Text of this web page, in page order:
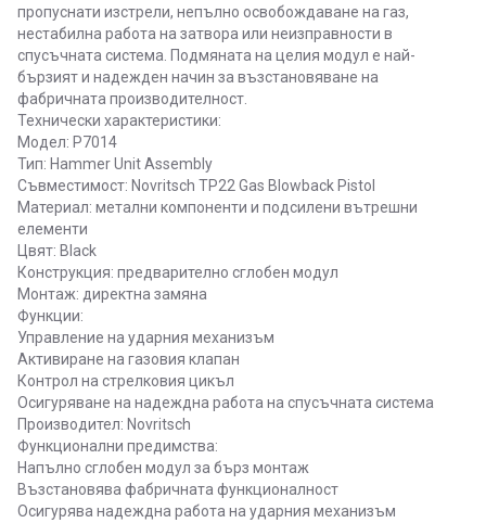
пропуснати изстрели, непълно освобождаване на газ,
нестабилна работа на затвора или неизправности в
спусъчната система. Подмяната на целия модул е най-
бързият и надежден начин за възстановяване на
фабричната производителност.
Технически характеристики:
Модел: P7014
Тип: Hammer Unit Assembly
Съвместимост: Novritsch TP22 Gas Blowback Pistol
Материал: метални компоненти и подсилени вътрешни
елементи
Цвят: Black
Конструкция: предварително сглобен модул
Монтаж: директна замяна
Функции:
Управление на ударния механизъм
Активиране на газовия клапан
Контрол на стрелковия цикъл
Осигуряване на надеждна работа на спусъчната система
Производител: Novritsch
Функционални предимства:
Напълно сглобен модул за бърз монтаж
Възстановява фабричната функционалност
Осигурява надеждна работа на ударния механизъм